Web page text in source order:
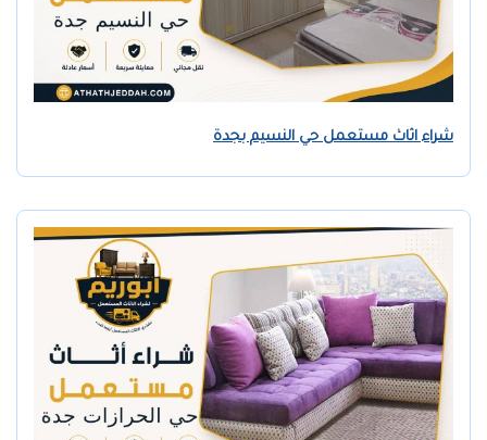
شراء اثاث مستعمل حي النسيم بجدة